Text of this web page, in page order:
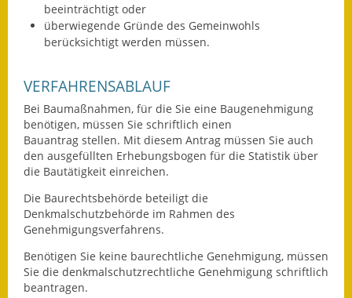
Fundbehörde
Sitzungsberichte 2016
Sitzungsberichte 2017
Sitzungsberichte 2018
Sitzungsberichte 2020
beeinträchtigt oder
überwiegende Gründe des Gemeinwohls
berücksichtigt werden müssen.
VERFAHRENSABLAUF
Bei Baumaßnahmen, für die Sie eine Baugenehmigung
benötigen, müssen Sie schriftlich einen
Bauantrag stellen. Mit diesem Antrag müssen Sie auch
den ausgefüllten Erhebungsbogen für die Statistik über
die Bautätigkeit einreichen.
Die Baurechtsbehörde beteiligt die
Denkmalschutzbehörde im Rahmen des
Genehmigungsverfahrens.
Benötigen Sie keine baurechtliche Genehmigung, müssen
Sie die denkmalschutzrechtliche Genehmigung schriftlich
beantragen.